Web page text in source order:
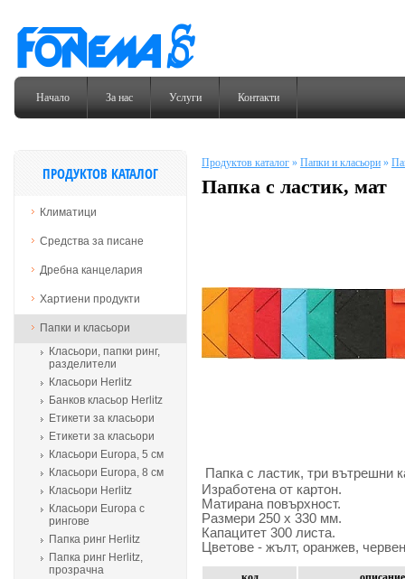
Начало За нас Услуги Контакти
ПРОДУКТОВ КАТАЛОГ
Климатици
Средства за писане
Дребна канцелария
Хартиени продукти
Папки и класьори
Класьори, папки ринг,
разделители
Класьори Herlitz
Банков класьор Herlitz
Етикети за класьори
Етикети за класьори
Класьори Europa, 5 см
Класьори Europa, 8 см
Класьори Herlitz
Класьори Europa с
рингове
Папка ринг Herlitz
Папка ринг Herlitz,
прозрачна
Продуктов каталог » Папки и класьори »
Папка с ластик, мат
Папка с ластик, три вътрешни
Изработена от картон.
Матирана повърхност.
Размери 250 х 330 мм.
Капацитет 300 листа.
Цветове - жълт, оранжев,